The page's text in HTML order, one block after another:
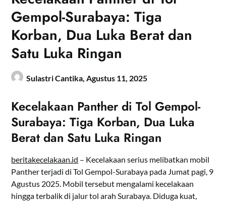
Gempol-Surabaya: Tiga
Korban, Dua Luka Berat dan
Satu Luka Ringan
Sulastri Cantika, Agustus 11, 2025
Kecelakaan Panther di Tol Gempol-
Surabaya: Tiga Korban, Dua Luka
Berat dan Satu Luka Ringan
beritakecelakaan.id – Kecelakaan serius melibatkan mobil
Panther terjadi di Tol Gempol-Surabaya pada Jumat pagi, 9
Agustus 2025. Mobil tersebut mengalami kecelakaan
hingga terbalik di jalur tol arah Surabaya. Diduga kuat,